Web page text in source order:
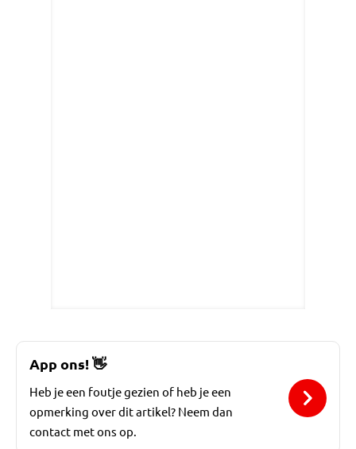
App ons!👋
Heb je een foutje gezien of heb je een
opmerking over dit artikel? Neem dan
contact met ons op.